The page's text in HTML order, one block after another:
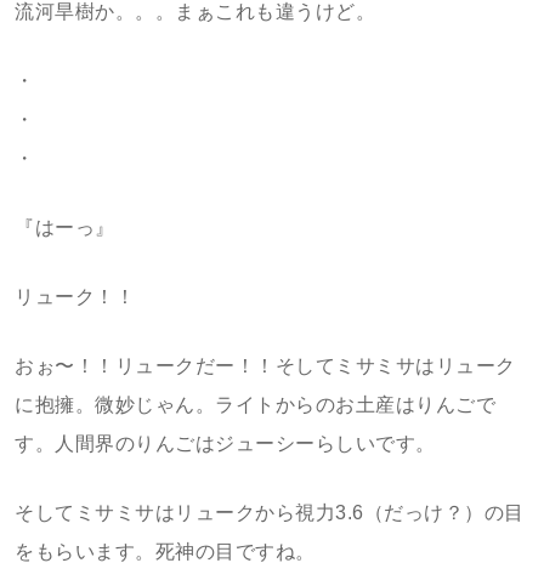
流河旱樹か。。。まぁこれも違うけど。
・
・
・
『はーっ』
リューク！！
おぉ〜！！リュークだー！！そしてミサミサはリューク
に抱擁。微妙じゃん。ライトからのお土産はりんごで
す。人間界のりんごはジューシーらしいです。
そしてミサミサはリュークから視力3.6（だっけ？）の目
をもらいます。死神の目ですね。